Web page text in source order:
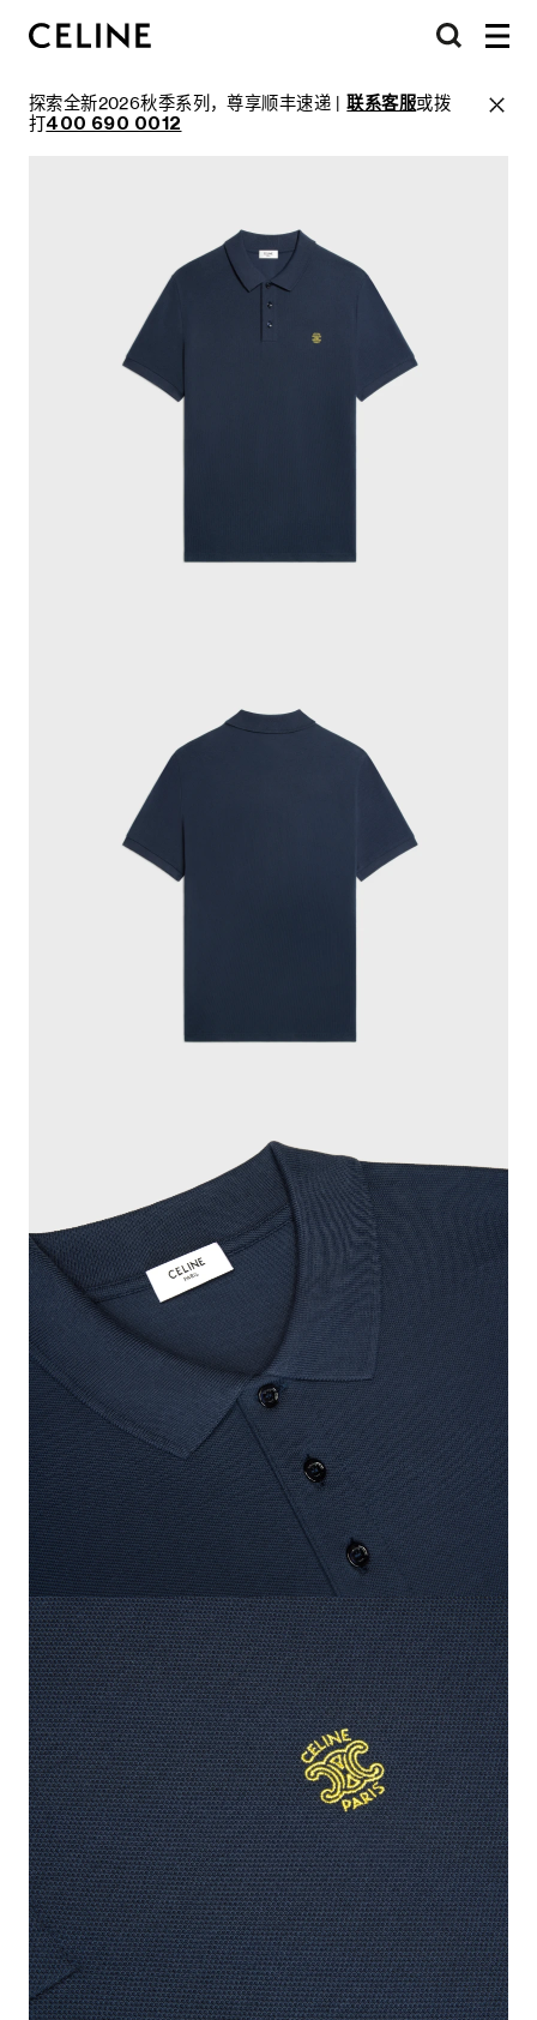
探索全新2026秋季系列，尊享顺丰速递 |联系客服或拨
打400 690 0012